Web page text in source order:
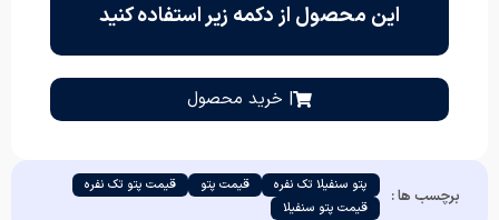
این محصول از دکمه زیر استفاده کنید
| خرید محصول
برچسب ها : پتو سنفیلا تک نفره قیمت پتو
قیمت پتو تک نفره
قیمت پتو سنفیلا